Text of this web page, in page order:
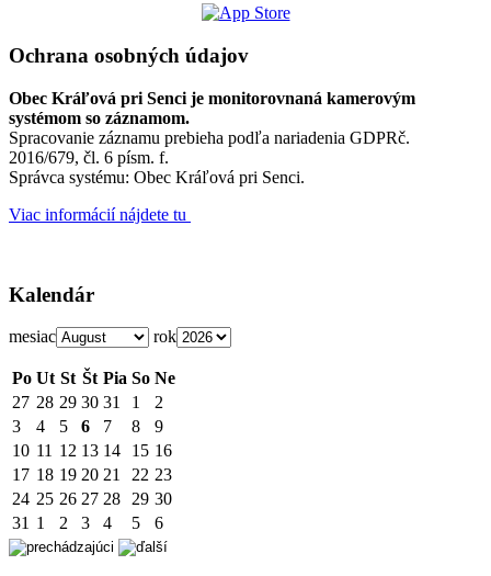
Ochrana osobných údajov
Obec Kráľová pri Senci je monitorovnaná kamerovým
systémom so záznamom.
Spracovanie záznamu prebieha podľa nariadenia GDPRč.
2016/679, čl. 6 písm. f.
Správca systému: Obec Kráľová pri Senci.
Viac informácií nájdete tu
Kalendár
mesiac rok
Po Ut St Št Pia So Ne
27 28 29 30 31 1
2
3
4 5 6 7 8
9
10 11 12 13 14 15 16
17 18 19 20 21 22 23
24 25 26 27 28 29 30
31 1 2 3 4 5 6